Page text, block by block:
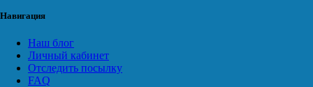
Навигация
Наш блог
Личный кабинет
Отследить посылку
FAQ